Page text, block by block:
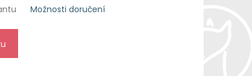
Možnosti doručení